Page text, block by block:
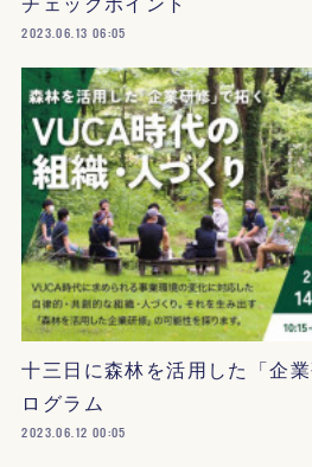
2023.06.13 06:05
十三日に森林を活用した「企
ログラム
2023.06.12 00:05